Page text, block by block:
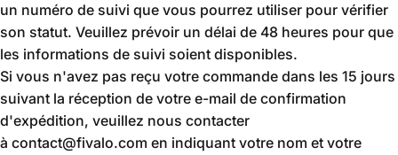
un numéro de suivi que vous pourrez utiliser pour vérifier
son statut. Veuillez prévoir un délai de 48 heures pour que
les informations de suivi soient disponibles.
Si vous n'avez pas reçu votre commande dans les 15 jours
suivant la réception de votre e-mail de confirmation
d'expédition, veuillez nous contacter
à contact@fivalo.com en indiquant votre nom et votre